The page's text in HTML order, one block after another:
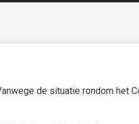
de situatie rondom het